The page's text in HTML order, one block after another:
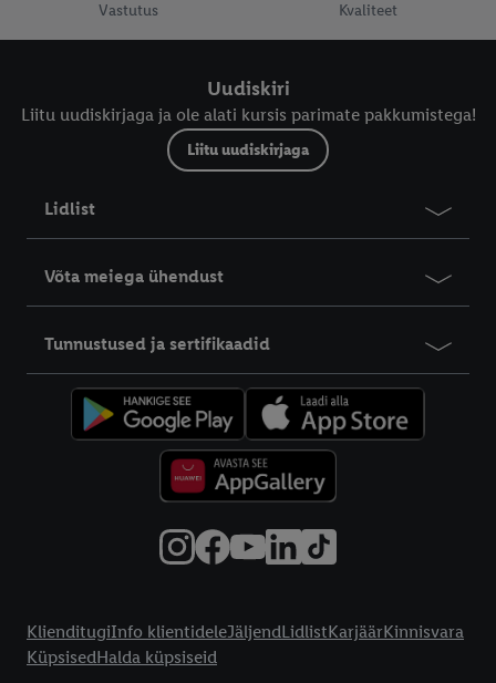
Vastutus Kvaliteet
Uudiskiri
Liitu uudiskirjaga ja ole alati kursis parimate pakkumistega!
Liitu uudiskirjaga
Lidlist
Võta meiega ühendust
Tunnustused ja sertifikaadid
KlienditugiInfo klientideleJäljendLidlistKarjäärKinnisvara
KüpsisedHalda küpsiseid